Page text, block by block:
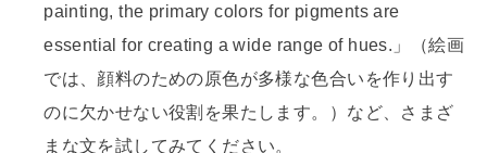
painting, the primary colors for pigments are
essential for creating a wide range of hues.」（絵画
では、顔料のための原色が多様な色合いを作り出す
のに欠かせない役割を果たします。）など、さまざ
まな文を試してみてください。